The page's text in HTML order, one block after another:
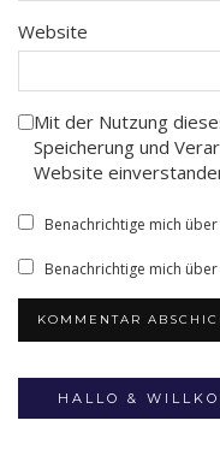
Website
Mit der Nutzung
Speicherung und
Website
Benachrichtige mich
Benachrichtige mich
HALLO &